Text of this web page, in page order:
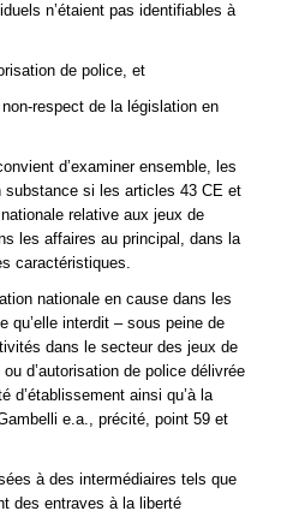
n’étaient pas identifiables à
de police, et
de la législation en
d’examiner ensemble, les
substance si les articles 43 CE et
relative aux jeux de
les affaires au principal, dans la
caractéristiques.
nationale en cause dans les
qu’elle interdit – sous peine de
dans le secteur des jeux de
d’autorisation de police délivrée
d’établissement ainsi qu’à la
e.a., précité, point 59 et
à des intermédiaires tels que
des entraves à la liberté